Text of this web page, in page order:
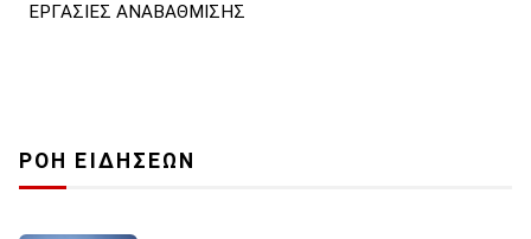
ΕΡΓΑΣΙΕΣ ΑΝΑΒΑΘΜΙΣΗΣ
ΡΟΗ ΕΙΔΗΣΕΩΝ